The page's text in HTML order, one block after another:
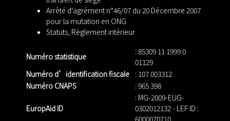
Arrêté d'agrément n°46/07 du 20 Décembre 2007
pour la mutation en ONG
Statuts Règlement intérieur
Numéro statistique
: 85309 11 1999 0
01129
Numéro d’identification fiscale : 107 003312
Numéro CNAPS
: 965 398
EuropAid ID
: MG-2009-EUG-
0302012132 - LEF ID :
6000070710